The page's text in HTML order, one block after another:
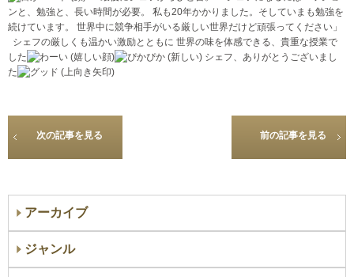
ンと、勉強と、長い時間が必要。 私も20年かかりました。そしていまも勉強を
続けています。 世界中に競争相手がいる厳しい世界だけど頑張ってください」
シェフの厳しくも温かい激励とともに 世界の味を体感できる、貴重な授業で
した
シェフ、ありがとうございまし
た
次の記事を見る 前の記事を見る
アーカイブ
ジャンル